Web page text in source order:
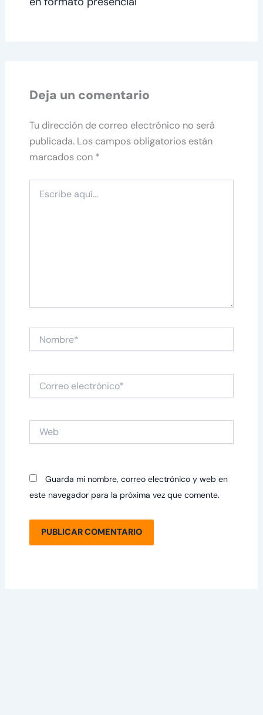
Deja un comentario
Tu dirección de correo electrónico no será
publicada. Los campos obligatorios están
marcados con *
aquí...
electrónico*
Guarda mi nombre, correo electrónico y web en
este navegador para la próxima vez que comente.